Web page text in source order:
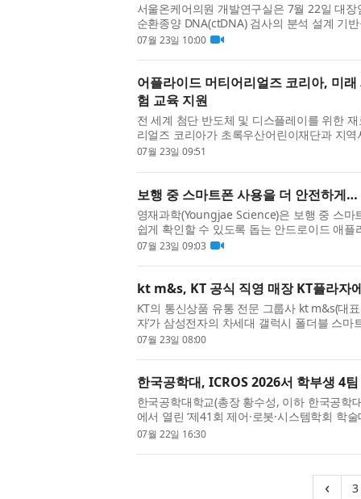
서울온케어의원 개발연구실은 7월 22일 대
순환종양 DNA(ctDNA) 검사의 분석 설계 기
퀀서와 자체 인공지능(AI)을 결합한 방식으
07월 23일 10:00
어플라이드 머티어리얼즈 코리아, 미
험 교육 지원
전 세계 첨단 반도체 및 디스플레이를 위한
리얼즈 코리아가 초록우산어린이재단과 지
업무협약(MOU)을 체결했다. 어플라이드는
07월 23일 09:51
보행 중 스마트폰 사용을 더 안전하게…
영재과학(Youngjae Science)은 보행 중 스
쉽게 확인할 수 있도록 돕는 안드로이드 애플
밝혔다. 최근 스마트폰을 보며 이동하는 이른
07월 23일 09:03
kt m&s, KT 공식 직영 매장 KT플라자
KT의 통신상품 유통 전문 그룹사 kt m&s(대
자’가 삼성전자의 차세대 갤럭시 폴더블 스마
화한다고 23일 밝혔다. 삼성전자는 영국 런
07월 23일 08:00
한국공학대, ICROS 2026서 학부생 4
한국공학대학교(총장 황수성, 이하 한국공학
에서 열린 ‘제41회 제어·로봇·시스템학회 학
4팀이 우수논문상을 수상하는 성과를 거뒀
07월 22일 16:30
‹ 3